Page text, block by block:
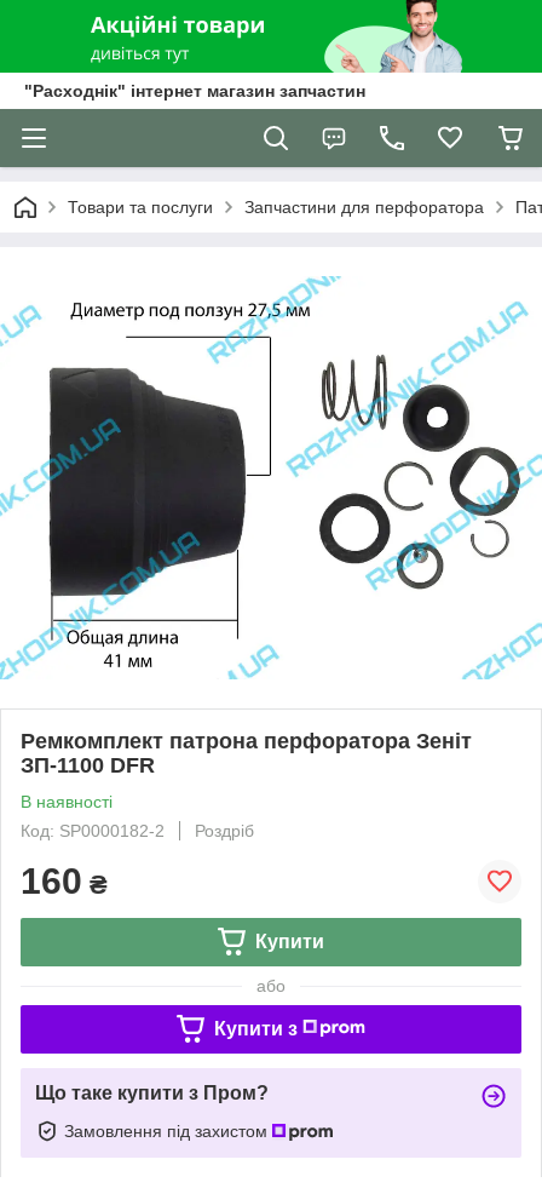
"Расходнік" інтернет магазин запчастин
Товари та послуги Запчастини для перфоратора
Ремкомплект патрона перфоратора Зеніт
ЗП-1100 DFR
В наявності
Код: SP0000182-2
Роздріб
160 ₴
Купити
або
Купити з
Що таке купити з Пром?
Замовлення під захистом